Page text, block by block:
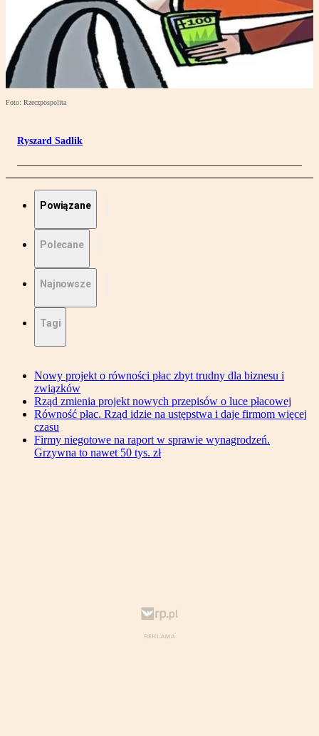
Foto: Rzeczpospolita
Ryszard Sadlik
Powiązane
Polecane
Najnowsze
Tagi
Nowy projekt o równości płac zbyt trudny dla biznesu i
związków
Rząd zmienia projekt nowych przepisów o luce płacowej
Równość płac. Rząd idzie na ustępstwa i daje firmom więcej
czasu
Firmy niegotowe na raport w sprawie wynagrodzeń.
Grzywna to nawet 50 tys. zł